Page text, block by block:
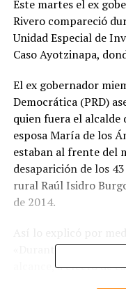
Este martes el ex
Rivero compareció
Unidad Especial de
Caso Ayotzinapa,
El ex gobernador
Democrática (PRD)
quien fuera el alcalde
esposa María de los
estaban al frente del
desaparición de los
rural Raúl Isidro
de 2014.
«Durante más de 4
alcance, a efecto de